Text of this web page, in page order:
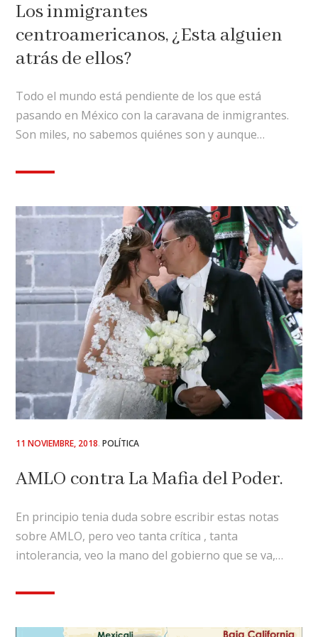
Los inmigrantes
centroamericanos, ¿Esta alguien
atrás de ellos?
Todo el mundo está pendiente de los que está
pasando en México con la caravana de inmigrantes.
Son miles, no sabemos quiénes son y aunque…
POSTED
11 NOVIEMBRE, 2018 POLÍTICA
AMLO contra La Mafia del Poder.
En principio tenia duda sobre escribir estas notas
sobre AMLO, pero veo tanta crítica , tanta
intolerancia, veo la mano del gobierno que se va,…